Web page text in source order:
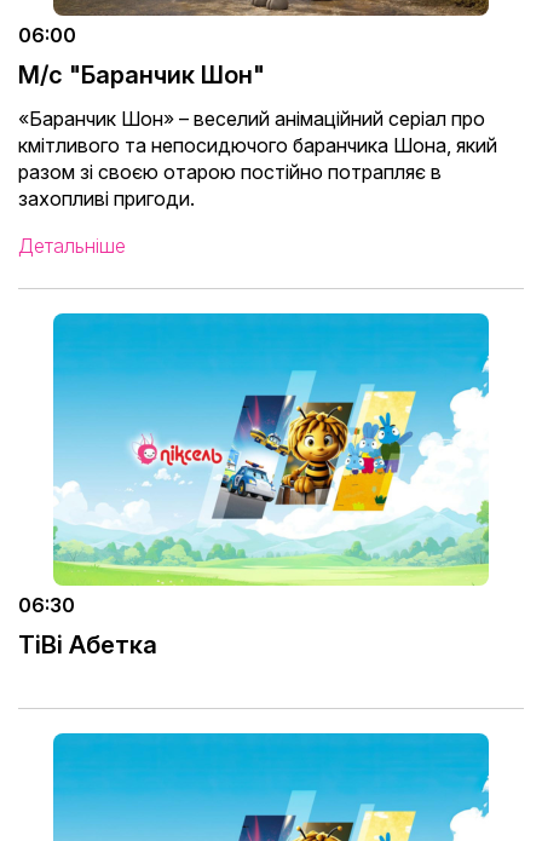
06:00
М/с "Баранчик Шон"
«Баранчик Шон» – веселий анімаційний серіал про
кмітливого та непосидючого баранчика Шона, який
разом зі своєю отарою постійно потрапляє в
захопливі пригоди.
Детальніше
06:30
TiBi Абетка